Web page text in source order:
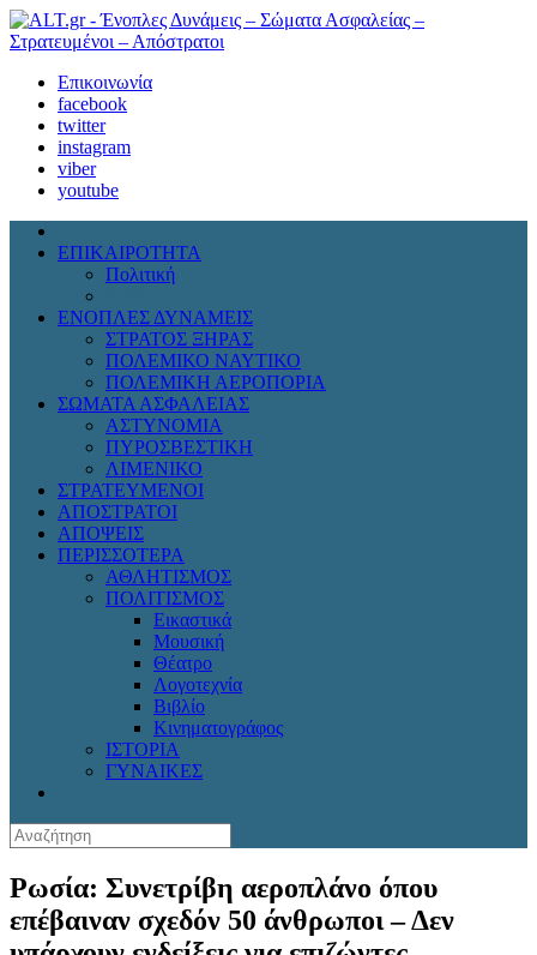
Επικοινωνία
facebook
twitter
instagram
viber
youtube
ΕΠΙΚΑΙΡΟΤΗΤΑ
Πολιτική
ΕΝΟΠΛΕΣ ΔΥΝΑΜΕΙΣ
ΣΤΡΑΤΟΣ ΞΗΡΑΣ
ΠΟΛΕΜΙΚΟ ΝΑΥΤΙΚΟ
ΠΟΛΕΜΙΚΗ ΑΕΡΟΠΟΡΙΑ
ΣΩΜΑΤΑ ΑΣΦΑΛΕΙΑΣ
ΑΣΤΥΝΟΜΙΑ
ΠΥΡΟΣΒΕΣΤΙΚΗ
ΛΙΜΕΝΙΚΟ
ΣΤΡΑΤΕΥΜΕΝΟΙ
ΑΠΟΣΤΡΑΤΟΙ
ΑΠΟΨΕΙΣ
ΠΕΡΙΣΣΟΤΕΡΑ
ΑΘΛΗΤΙΣΜΟΣ
ΠΟΛΙΤΙΣΜΟΣ
Εικαστικά
Μουσική
Θέατρο
Λογοτεχνία
Βιβλίο
Κινηματογράφος
ΙΣΤΟΡΙΑ
ΓΥΝΑΙΚΕΣ
Ρωσία: Συνετρίβη αεροπλάνο όπου
επέβαιναν σχεδόν 50 άνθρωποι – Δεν